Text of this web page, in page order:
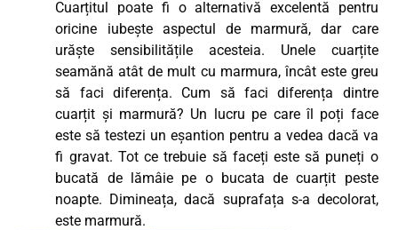
Cuarțitul poate fi o alternativă excelentă pentru
oricine iubește aspectul de marmură, dar care
urăște sensibilitățile acesteia. Unele cuarțite
seamănă atât de mult cu marmura, încât este greu
să faci diferența. Cum să faci diferența dintre
cuarțit și marmură? Un lucru pe care îl poți face
este să testezi un eșantion pentru a vedea dacă va
fi gravat. Tot ce trebuie să faceți este să puneți o
bucată de lămâie pe o bucata de cuarțit peste
noapte. Dimineața, dacă suprafața s-a decolorat,
este marmură.